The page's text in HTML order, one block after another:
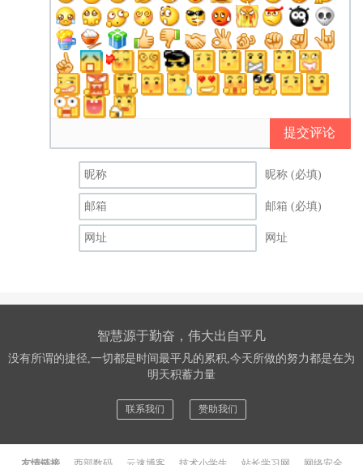
提交评论
昵称 (必填)
邮箱 (必填)
网址
智慧源于勤奋，伟大出自平凡
没有所谓的捷径,一切都是时间最平凡的累积,今天所做的努力都是在为
明天积蓄力量
联系我们 赞助我们